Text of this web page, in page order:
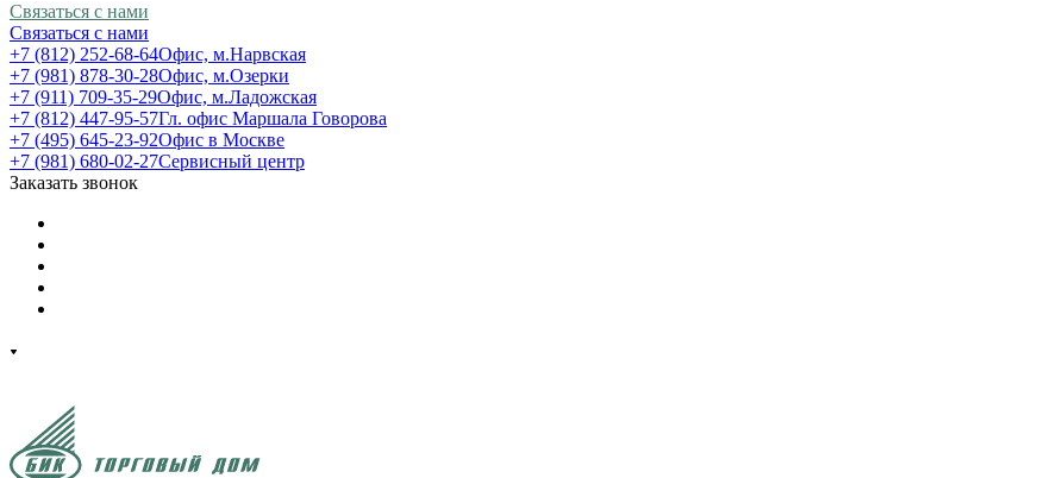
Связаться с нами
Связаться с нами
+7 (812) 252-68-64Офис, м.Нарвская
+7 (981) 878-30-28Офис, м.Озерки
+7 (911) 709-35-29Офис, м.Ладожская
+7 (812) 447-95-57Гл. офис Маршала Говорова
+7 (495) 645-23-92Офис в Москве
+7 (981) 680-02-27Сервисный центр
Заказать звонок